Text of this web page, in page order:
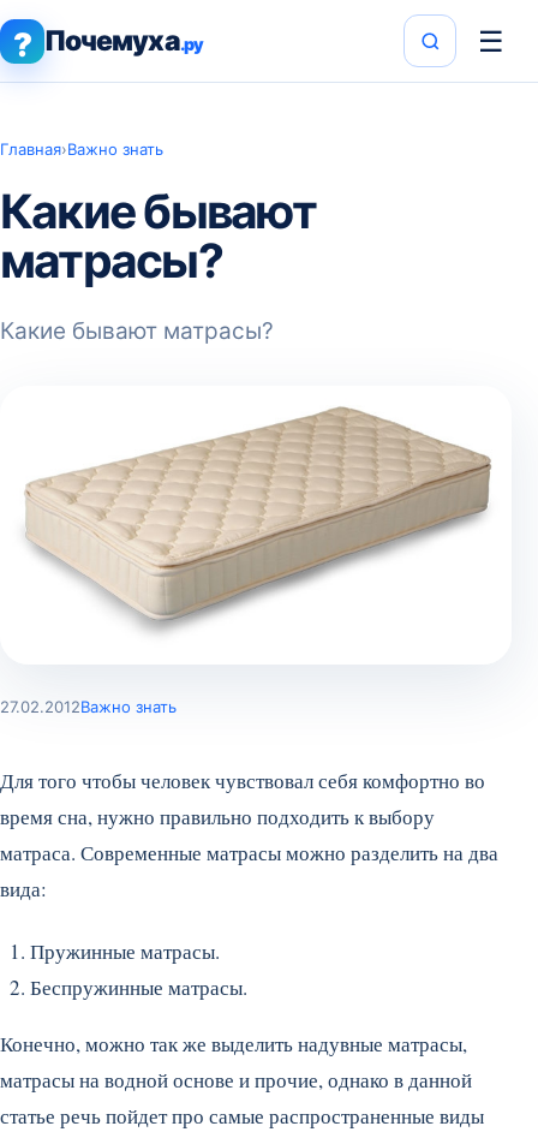
? Почемуха.ру ☰
Главная›Важно знать
Какие бывают
матрасы?
Какие бывают матрасы?
27.02.2012Важно знать
Для того чтобы человек чувствовал себя комфортно во
время сна, нужно правильно подходить к выбору
матраса. Современные матрасы можно разделить на два
вида:
Пружинные матрасы.
Беспружинные матрасы.
Конечно, можно так же выделить надувные матрасы,
матрасы на водной основе и прочие, однако в данной
статье речь пойдет про самые распространенные виды